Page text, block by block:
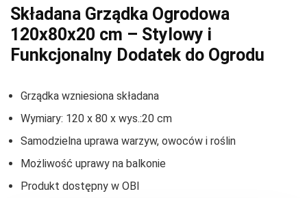
Składana Grządka Ogrodowa
120x80x20 cm – Stylowy i
Funkcjonalny Dodatek do Ogrodu
Grządka wzniesiona składana
Wymiary: 120 x 80 x wys.:20 cm
Samodzielna uprawa warzyw, owoców i roślin
Możliwość uprawy na balkonie
Produkt dostępny w OBI